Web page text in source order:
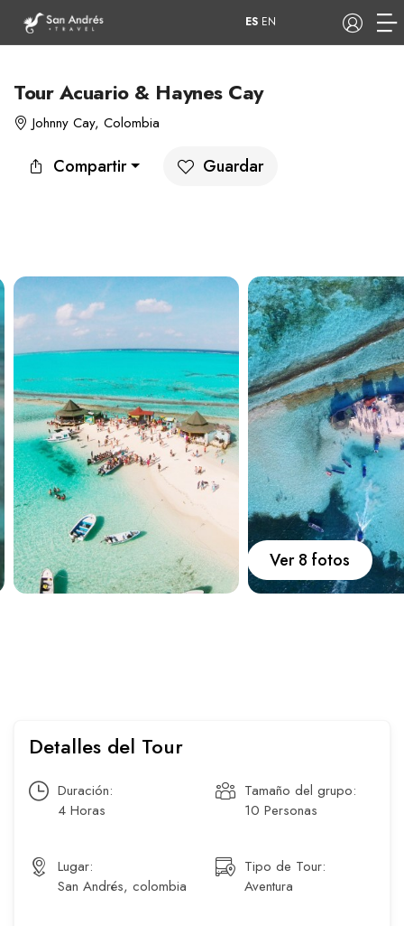
Tours Apartamentos
Hoteles Barcos
Carros Ayuda
Guía de turismo Nosotros
WhatsApp Llamar
ES EN
Tour Acuario & Haynes Cay
Johnny Cay, Colombia
Compartir Guardar
Ver 8 fotos
Detalles del Tour
Duración:
4 Horas
Tamaño del grupo:
10 Personas
Lugar:
San Andrés, colombia
Tipo de Tour:
Aventura